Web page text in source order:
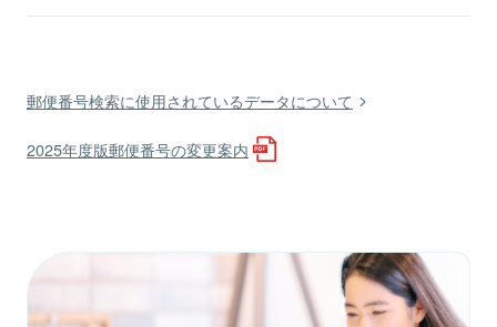
郵便番号検索に使用されているデータについて
2025年度版郵便番号の変更案内